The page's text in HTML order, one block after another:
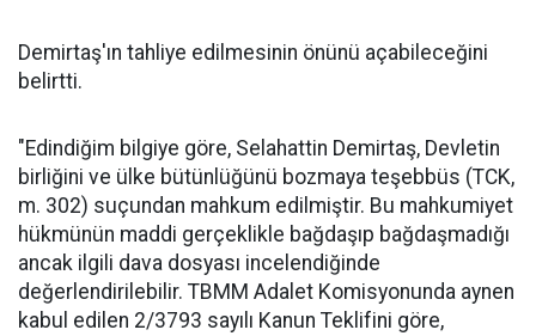
Demirtaş'ın tahliye edilmesinin önünü açabileceğini
belirtti.
"Edindiğim bilgiye göre, Selahattin Demirtaş, Devletin
birliğini ve ülke bütünlüğünü bozmaya teşebbüs (TCK,
m. 302) suçundan mahkum edilmiştir. Bu mahkumiyet
hükmünün maddi gerçeklikle bağdaşıp bağdaşmadığı
ancak ilgili dava dosyası incelendiğinde
değerlendirilebilir. TBMM Adalet Komisyonunda aynen
kabul edilen 2/3793 sayılı Kanun Teklifini göre,